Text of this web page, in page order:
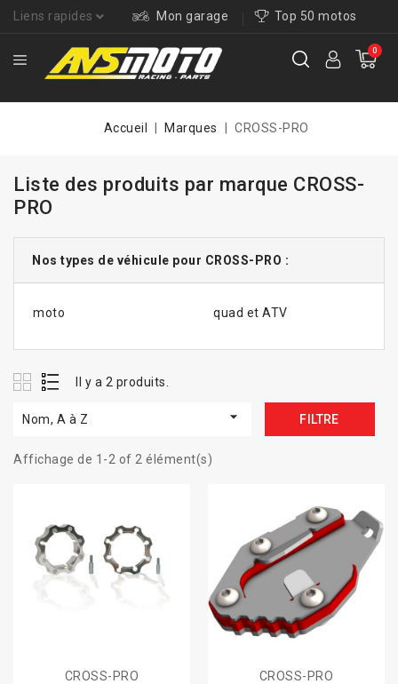
Liens rapides Mon garage Top 50 motos
0
Accueil Marques CROSS-PRO
Liste des produits par marque CROSS-
PRO
Nos types de véhicule pour CROSS-PRO :
moto quad et ATV
Il y a 2 produits.
Nom, A à Z  FILTRE
Affichage de 1-2 of 2 élément(s)
CROSS-PRO
CROSS-PRO